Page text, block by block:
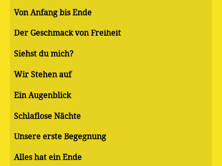
Von Anfang bis Ende
Der Geschmack von Freiheit
Siehst du mich?
Wir Stehen auf
Ein Augenblick
Schlaflose Nächte
Unsere erste Begegnung
Alles hat ein Ende